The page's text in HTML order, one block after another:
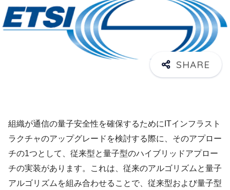
組織が通信の量子安全性を確保するためにITインフラスト
ラクチャのアップグレードを検討する際に、そのアプロー
チの1つとして、従来型と量子型のハイブリッドアプロー
チの実装があります。これは、従来のアルゴリズムと量子
アルゴリズムを組み合わせることで、従来型および量子型